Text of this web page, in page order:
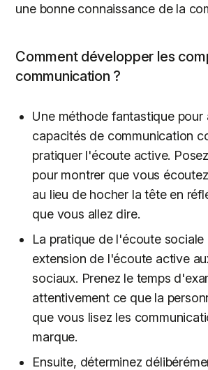
une bonne connaissance de la
Comment développer les
communication ?
Une méthode fantastique pour
capacités de communication
pratiquer l'écoute active.
pour montrer que vous
au lieu de hocher la tête en
que vous allez dire.
La pratique de l'écoute sociale
extension de l'écoute active
sociaux. Prenez le temps
attentivement ce que la
que vous lisez les
marque.
Ensuite, déterminez